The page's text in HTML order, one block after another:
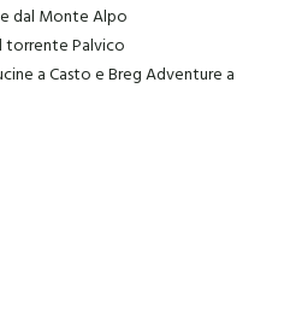
dal Monte Alpo
torrente Palvico
a Casto e Breg Adventure a